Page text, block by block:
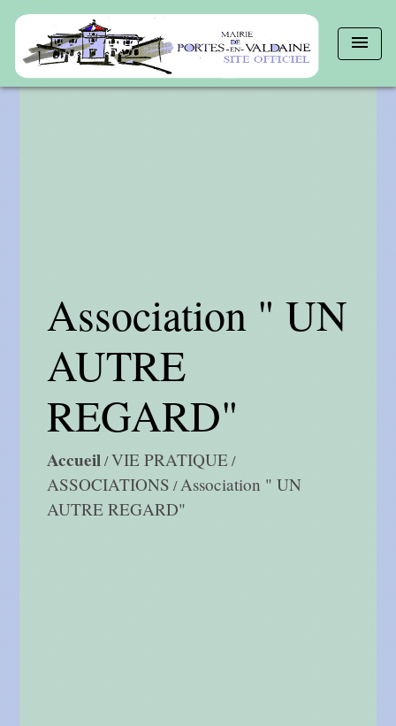
menu
Association " UN
AUTRE
REGARD"
Accueil/VIE PRATIQUE/
ASSOCIATIONS /Association " UN
AUTRE REGARD"